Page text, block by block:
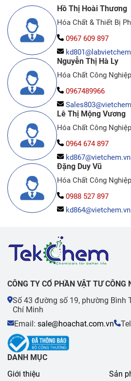
Hồ Thị Hoài Thương
Hóa Chất & Thiết Bị
0967 609 897
Nguyễn Thị Hà Ly
Hóa Chất Công Nghiệp
0967489966
Lê Thị Mộng Vương
Hóa Chất Công Nghiệp
0964 674 897
kd867@vietchem.vn
Đặng Duy Vũ
Hóa Chất Công Nghiệp
0988 527 897
kd864@vietchem.vn
CÔNG TY CỔ PHẦN VẬT TƯ CÔNG
Số 43 đường số 19, phường Bình
Chí Minh
Email: sale@hoachat.com.vn
DANH MỤC
Giới thiệu
Sản